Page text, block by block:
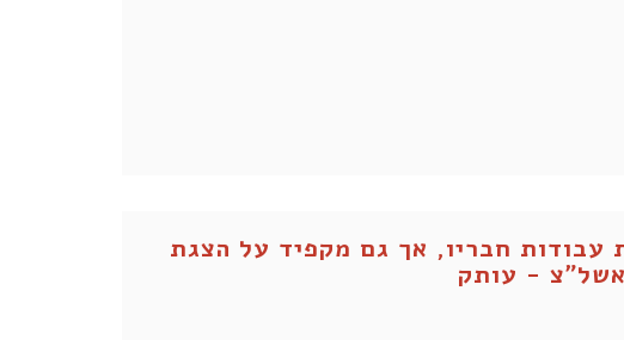
עבודות חבריו, אך גם מקפיד על הצגת
- עותק